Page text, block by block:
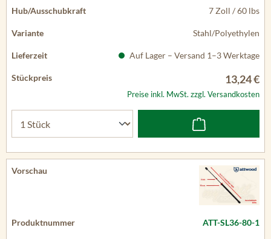
7 Zoll / 60 lbs
Stahl/Polyethylen
Auf Lager – Versand 1–3 Werktage
13,24 €
Preise inkl. MwSt. zzgl. Versandkosten
ATT-SL36-80-1